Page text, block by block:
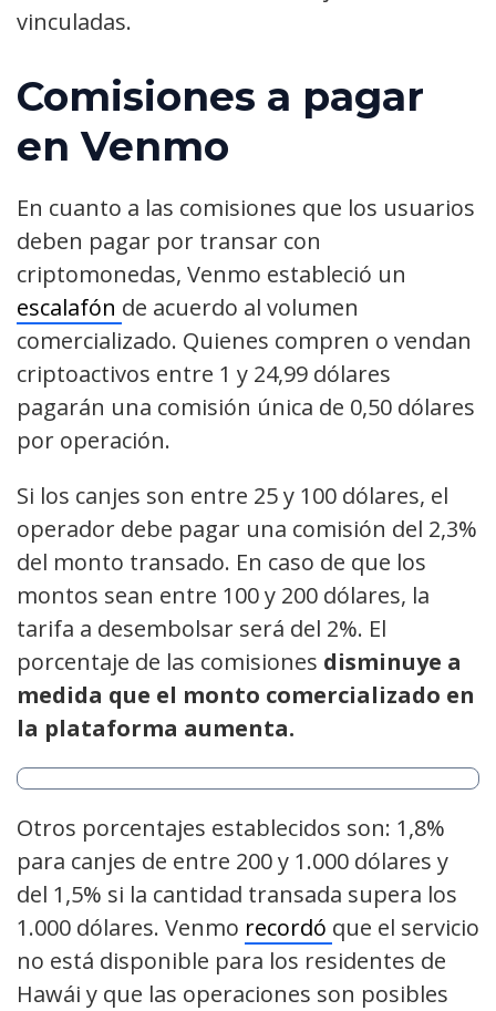
vinculadas.
Comisiones a pagar
en Venmo
En cuanto a las comisiones que los usuarios
deben pagar por transar con
criptomonedas, Venmo estableció un
escalafón de acuerdo al volumen
comercializado. Quienes compren o vendan
criptoactivos entre 1 y 24,99 dólares
pagarán una comisión única de 0,50 dólares
por operación.
Si los canjes son entre 25 y 100 dólares, el
operador debe pagar una comisión del 2,3%
del monto transado. En caso de que los
montos sean entre 100 y 200 dólares, la
tarifa a desembolsar será del 2%. El
porcentaje de las comisiones disminuye a
medida que el monto comercializado en
la plataforma aumenta.
Otros porcentajes establecidos son: 1,8%
para canjes de entre 200 y 1.000 dólares y
del 1,5% si la cantidad transada supera los
1.000 dólares. Venmo recordó que el servicio
no está disponible para los residentes de
Hawái y que las operaciones son posibles